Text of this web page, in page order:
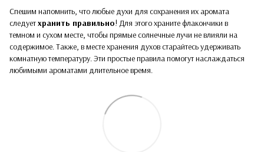
Спешим напомнить, что любые духи для сохранения их аромата
следуетхранить правильно! Для этого храните флакончики в
темном и сухом месте, чтобы прямые солнечные лучи не влияли на
содержимое. Также, в месте хранения духов старайтесь удерживать
комнатную температуру. Эти простые правила помогут наслаждаться
любимыми ароматами длительное время.